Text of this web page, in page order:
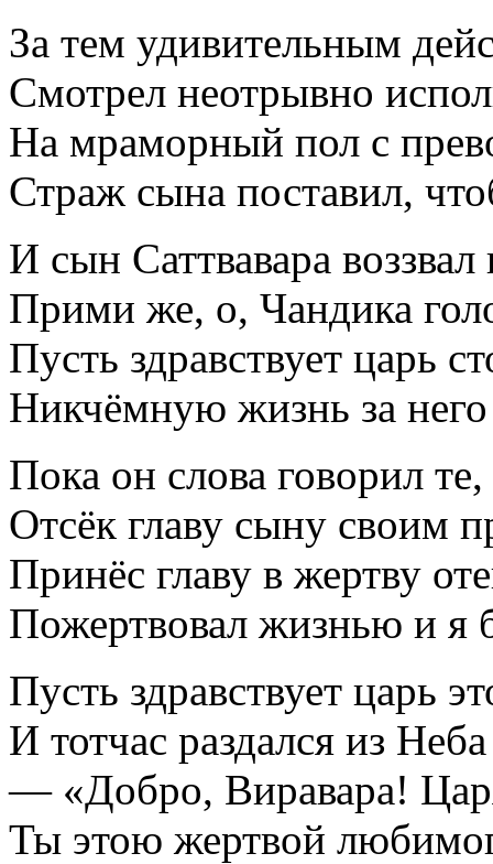
За тем удивительным
Смотрел неотрывно
На мраморный пол с
Страж сына поставил,
И сын Саттвавара
Прими же, о, Чандика
Пусть здравствует царь
Никчёмную жизнь за него
Пока он слова говорил
Отсёк главу сыну своим
Принёс главу в жертву
Пожертвовал жизнью и я
Пусть здравствует царь
И тотчас раздался из
— «Добро, Виравара!
Ты этою жертвой